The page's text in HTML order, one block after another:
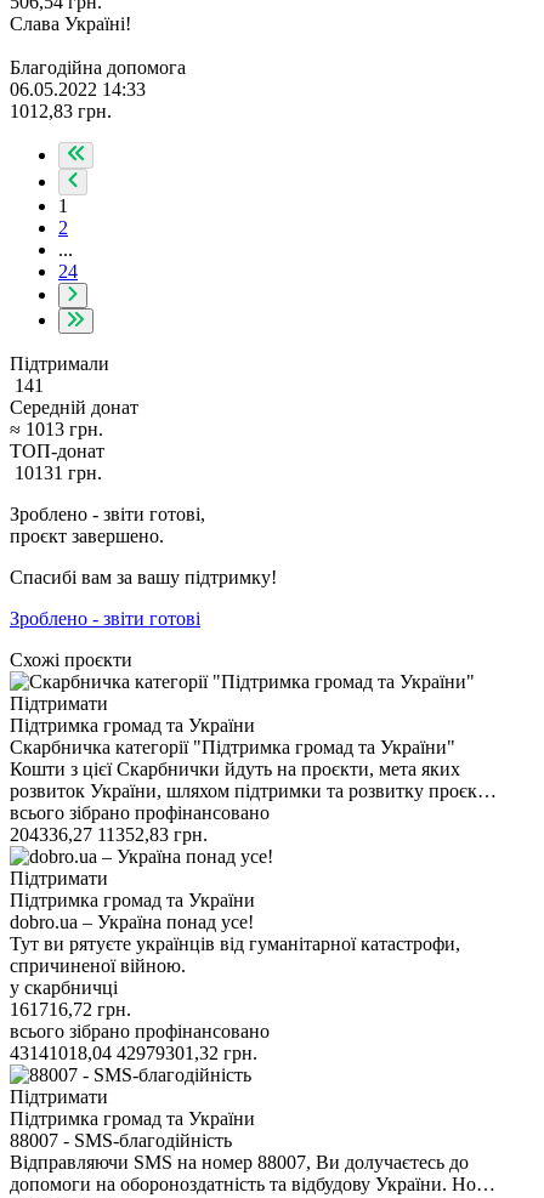
Слава Україні!
Благодійна допомога
06.05.2022 14:33
1012,83 грн.
1
2
...
24
Підтримали
141
Середній донат
≈ 1013 грн.
ТОП-донат
10131 грн.
Зроблено - звіти готові,
проєкт завершено.
Спасибі вам за вашу підтримку!
Зроблено - звіти готові
Схожі проєкти
Підтримати
Підтримка громад та України
Скарбничка категорії "Підтримка громад та України"
Кошти з цієї Скарбнички йдуть на проєкти, мета яких
розвиток України, шляхом підтримки та розвитку проєк…
всього зібрано профінансовано
204336,27 11352,83 грн.
Підтримати
Підтримка громад та України
dobro.ua – Україна понад усе!
Тут ви рятуєте українців від гуманітарної катастрофи,
спричиненої війною.
у скарбничці
161716,72 грн.
всього зібрано профінансовано
43141018,04 42979301,32 грн.
Підтримати
Підтримка громад та України
88007 - SMS-благодійність
Відправляючи SMS на номер 88007, Ви долучаєтесь до
допомоги на обороноздатність та відбудову України. Но…